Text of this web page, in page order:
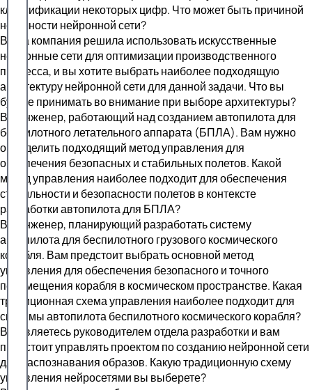
классификации некоторых цифр. Что может быть причиной
неточности нейронной сети?
Ваша компания решила использовать искусственные
нейронные сети для оптимизации производственного
процесса, и вы хотите выбрать наиболее подходящую
архитектуру нейронной сети для данной задачи. Что вы
будете принимать во внимание при выборе архитектуры?
Вы инженер, работающий над созданием автопилота для
беспилотного летательного аппарата (БПЛА). Вам нужно
определить подходящий метод управления для
обеспечения безопасных и стабильных полетов. Какой
метод управления наиболее подходит для обеспечения
стабильности и безопасности полетов в контексте
разработки автопилота для БПЛА?
Вы инженер, планирующий разработать систему
автопилота для беспилотного грузового космического
корабля. Вам предстоит выбрать основной метод
управления для обеспечения безопасного и точного
перемещения корабля в космическом пространстве. Какая
традиционная схема управления наиболее подходит для
системы автопилота беспилотного космического корабля?
Вы являетесь руководителем отдела разработки и вам
предстоит управлять проектом по созданию нейронной сети
для распознавания образов. Какую традиционную схему
управления нейросетями вы выберете?